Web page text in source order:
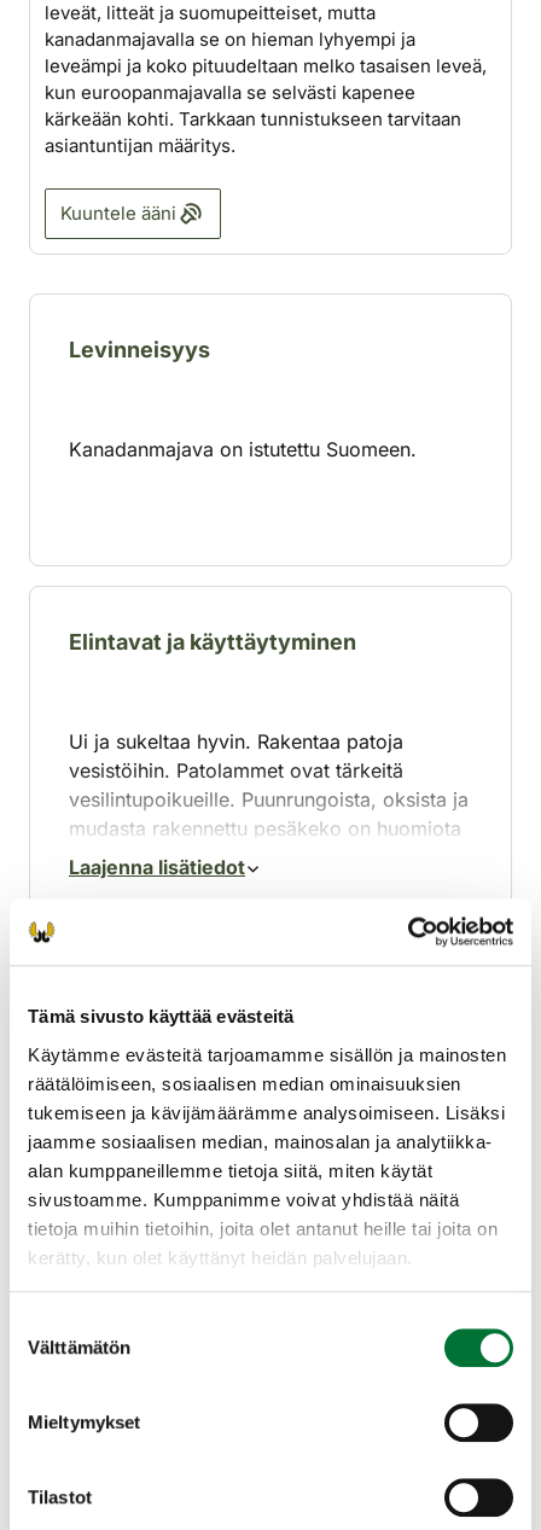
Tämä sivusto käyttää evästeitä
Käytämme evästeitä tarjoamamme sisällön ja mainosten
räätälöimiseen, sosiaalisen median ominaisuuksien
tukemiseen ja kävijämäärämme analysoimiseen. Lisäksi
jaamme sosiaalisen median, mainosalan ja analytiikka-
alan kumppaneillemme tietoja siitä, miten käytät
sivustoamme. Kumppanimme voivat yhdistää näitä
tietoja muihin tietoihin, joita olet antanut heille tai joita on
kerätty, kun olet käyttänyt heidän palvelujaan.
valinta
Välttämätön
Mieltymykset
Tilastot
leveät, litteät ja suomupeitteiset, mutta
kanadanmajavalla se on hieman lyhyempi ja
leveämpi ja koko pituudeltaan melko tasaisen leveä,
kun euroopanmajavalla se selvästi kapenee
kärkeään kohti. Tarkkaan tunnistukseen tarvitaan
asiantuntijan määritys.
Kuuntele ääni
Levinneisyys
Kanadanmajava on istutettu Suomeen.
Elintavat ja käyttäytyminen
Ui ja sukeltaa hyvin. Rakentaa patoja
vesistöihin. Patolammet ovat tärkeitä
vesilintupoikueille. Puunrungoista, oksista ja
mudasta rakennettu pesäkeko on huomiota
herättävän suuri.
Laajenna lisätiedot
Haavan ja koivun kuori, verso ja lehdet. Syö
myös muita lehtipuita ja pensaita, joskus
myös männyn kuorta.
helmikuussa. Kantoaika 3,5 kk. Synnyttää
keväällä 1–8 poikasta. Joskus tiinehtyminen
siirtyy ja synnytys tapahtuu vasta syksyllä.